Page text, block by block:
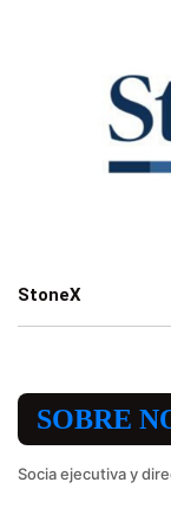
StoneX
SOBRE
Socia ejecutiva y